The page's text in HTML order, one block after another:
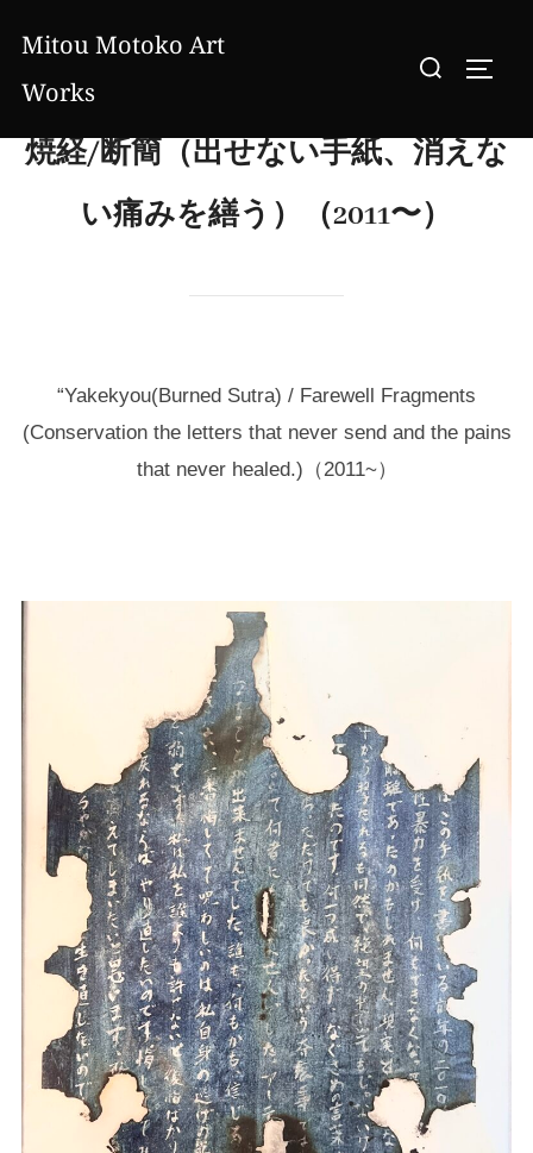
Mitou Motoko Art
Works
検
象:
焼経/断簡（出せない手紙、消えな
い痛みを繕う）（2011〜）
“Yakekyou(Burned Sutra) / Farewell Fragments
(Conservation the letters that never send and the pains
that never healed.)（2011~）